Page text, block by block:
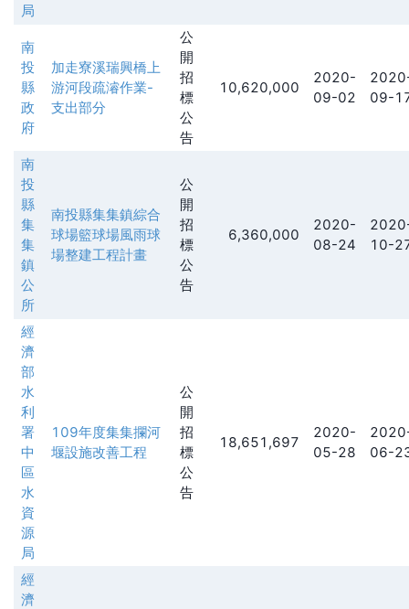
局
南
投
縣
政
府
加走寮溪瑞興橋上
游河段疏濬作業-
支出部分
公
開
招
標
公
告
10,620,000
2020-
09-02
09-
南
投
縣
集
集
鎮
公
所
南投縣集集鎮綜合
球場籃球場風雨球
場整建工程計畫
公
開
招
標
公
告
6,360,000
2020-
08-24
10-
經
濟
部
水
利
署
中
區
水
資
源
局
109年度集集攔河
堰設施改善工程
公
開
招
標
公
告
18,651,697
2020-
05-28
06-
經
濟